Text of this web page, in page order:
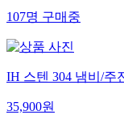
107명 구매중
IH 스텐 304 냄비/주
35,900원